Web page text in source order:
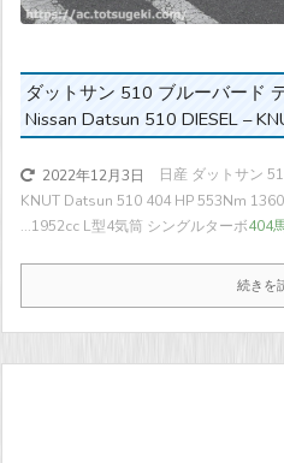
ダットサン 510 ブルーバード
Nissan Datsun 510 DIESEL –
2022年12月3日
日産 ダットサン
KNUT Datsun 510 404 HP 553Nm
...1952cc L型4気筒 シングルターボ404
続きを